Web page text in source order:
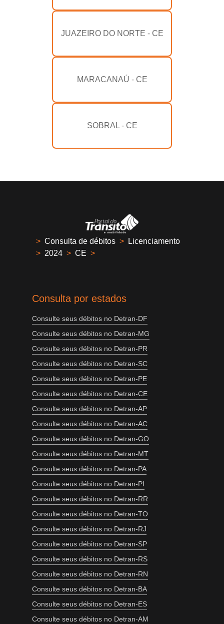
JUAZEIRO DO NORTE - CE
MARACANAÚ - CE
SOBRAL - CE
> Consulta de débitos > Licenciamento
> 2024 > CE >
Consulta por estados
Consulte seus débitos no Detran-DF
Consulte seus débitos no Detran-MG
Consulte seus débitos no Detran-PR
Consulte seus débitos no Detran-SC
Consulte seus débitos no Detran-PE
Consulte seus débitos no Detran-CE
Consulte seus débitos no Detran-AP
Consulte seus débitos no Detran-AC
Consulte seus débitos no Detran-GO
Consulte seus débitos no Detran-MT
Consulte seus débitos no Detran-PA
Consulte seus débitos no Detran-PI
Consulte seus débitos no Detran-RR
Consulte seus débitos no Detran-TO
Consulte seus débitos no Detran-RJ
Consulte seus débitos no Detran-SP
Consulte seus débitos no Detran-RS
Consulte seus débitos no Detran-RN
Consulte seus débitos no Detran-BA
Consulte seus débitos no Detran-ES
Consulte seus débitos no Detran-AM